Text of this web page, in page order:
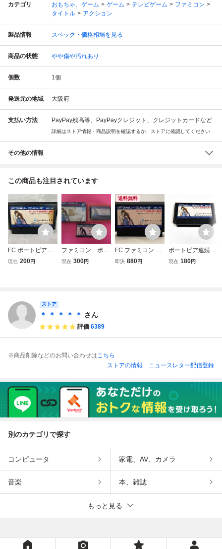
カテゴリ おもちゃ、ゲーム ゲーム テレビゲーム
ファミコン
タイトル
アクション
製品情報 スペック・価格相場を見る
商品の状態 やや傷や汚れあり
個数 1個
発送元の地域 大阪府
支払い方法 PayPay残高等、PayPayクレジット、クレジットカードなど
詳細はストア情報・商品説明を確認するか、ストアに確認してください
その他の情報
この商品も注目されています
FC ポートピア連
続殺人事件 ファミ
現在 200円
ファミコン ポー
トピア連続殺人事
現在 300円
送料無料
FC ファミコン ポ
ートピア連続殺人
即決 880円
ポートピア連続殺
人事件【動作確認
現在 180円
ストア
＊ ＊ ＊ ＊ ＊ さん
評価 6389
※商品削除などのお問い合わせはこちら
ストアの情報
ニュースレター配信登録
別のカテゴリで探す
コンピュータ 家電、AV、カメラ
音楽 本、雑誌
もっと見る